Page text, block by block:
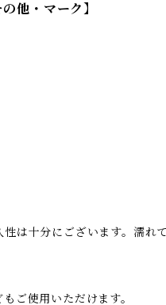
他・マーク】
は十分にございます。濡れ
ご使用いただけます。